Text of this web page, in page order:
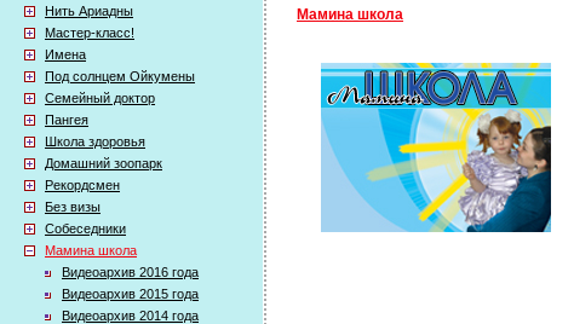
Нить Ариадны
Мастер-класс!
Имена
Под солнцем Ойкумены
Семейный доктор
Пангея
Школа здоровья
Домашний зоопарк
Рекордсмен
Без визы
Собеседники
Мамина школа
Видеоархив 2016 года
Видеоархив 2015 года
Видеоархив 2014 года
Мамина школа